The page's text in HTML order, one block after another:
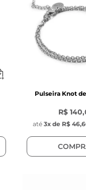
Pulseira Knot
R$
até 3x de R$